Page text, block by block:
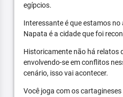
egípcios.
Interessante é que estamos no
Napata é a cidade que foi
Historicamente não há relatos
envolvendo-se em conflitos
cenário, isso vai acontecer.
Você joga com os